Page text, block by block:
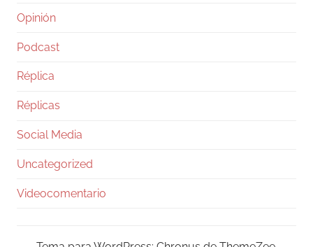
Opinión
Podcast
Réplica
Réplicas
Social Media
Uncategorized
Videocomentario